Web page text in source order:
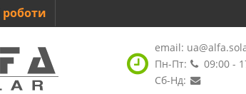
email:
Пн-Пт:
09:00 -
Сб-Нд: